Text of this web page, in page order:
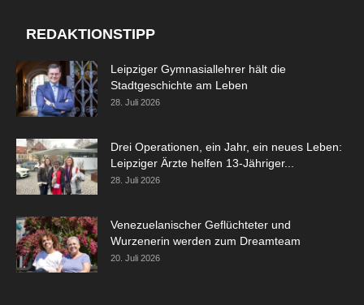
REDAKTIONSTIPP
Leipziger Gymnasiallehrer hält die
Stadtgeschichte am Leben
28. Juli 2026
Drei Operationen, ein Jahr, ein neues Leben:
Leipziger Ärzte helfen 13-Jähriger...
28. Juli 2026
Venezuelanischer Geflüchteter und
Wurzenerin werden zum Dreamteam
20. Juli 2026